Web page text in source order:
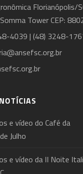
Florianópolis/
Tower CEP:
4039 | (48) 3248-
e vídeo do Café da
Julho
e vídeo da II Noite